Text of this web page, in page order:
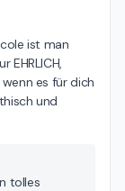
ist man
EHRLICH,
es für dich
und
tolles